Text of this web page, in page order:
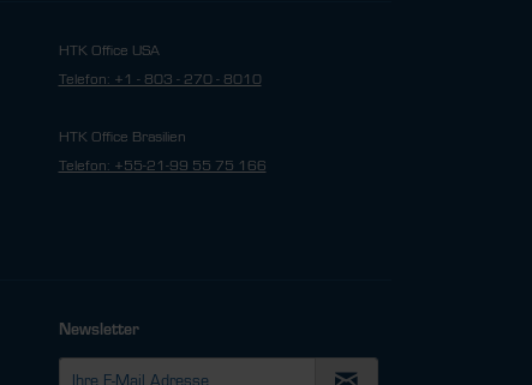
HTK Office USA
Telefon: +1 - 803 - 270 - 8010
HTK Office Brasilien
Telefon: +55-21-99 55 75 166
Newsletter